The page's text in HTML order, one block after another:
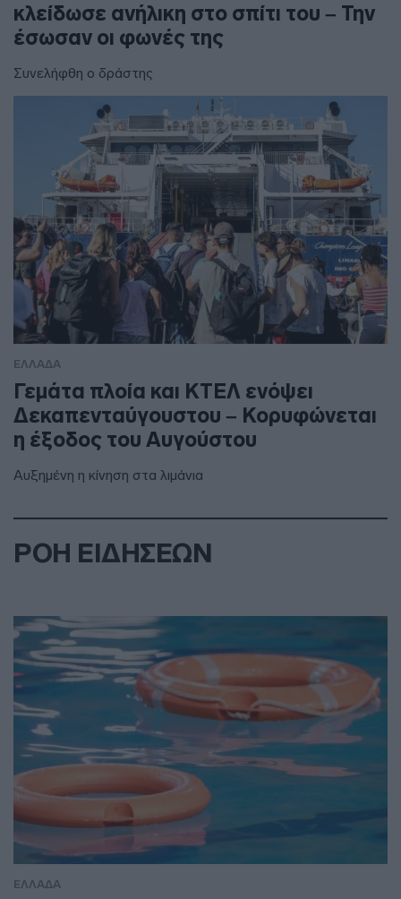
κλείδωσε ανήλικη στο σπίτι του – Την
έσωσαν οι φωνές της
Συνελήφθη ο δράστης
ΕΛΛΑΔΑ
Γεμάτα πλοία και ΚΤΕΛ ενόψει
Δεκαπενταύγουστου – Κορυφώνεται
η έξοδος του Αυγούστου
Αυξημένη η κίνηση στα λιμάνια
ΡΟΗ ΕΙΔΗΣΕΩΝ
ΕΛΛΑΔΑ